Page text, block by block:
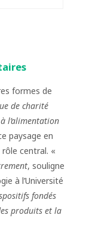
formes de
de charité
l’alimentation
paysage en
central. «
, souligne
à l’Université
fondés
produits et la